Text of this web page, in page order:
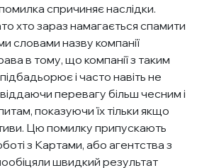
спричиняє наслідки.
хто зараз намагається спамити
словами назву компанії
в тому, що компанії з таким
і часто навіть не
перевагу більш чесним і
показуючи їх тільки якщо
Цю помилку припускають
з Картами, або агентства з
швидкий результат